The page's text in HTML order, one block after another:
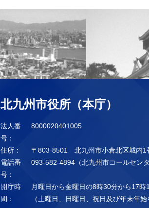
北九州市役所（本庁）
法人番
号：
8000020401005
住所：
〒803-8501 北九州市小倉北区城内1
電話番
号：
093-582-4894（北九州市コールセンタ
開庁時
間：
月曜日から金曜日の8時30分から17時
（土曜日、日曜日、祝日及び年末年始